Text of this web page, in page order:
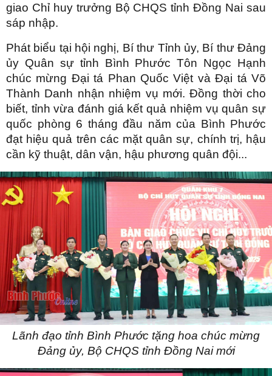
giao Chỉ huy trưởng Bộ CHQS tỉnh Đồng Nai sau
sáp nhập.
Phát biểu tại hội nghị, Bí thư Tỉnh ủy, Bí thư Đảng
ủy Quân sự tỉnh Bình Phước Tôn Ngọc Hạnh
chúc mừng Đại tá Phan Quốc Việt và Đại tá Võ
Thành Danh nhận nhiệm vụ mới. Đồng thời cho
biết, tỉnh vừa đánh giá kết quả nhiệm vụ quân sự
quốc phòng 6 tháng đầu năm của Bình Phước
đạt hiệu quả trên các mặt quân sự, chính trị, hậu
cần kỹ thuật, dân vận, hậu phương quân đội...
Lãnh đạo tỉnh Bình Phước tặng hoa chúc mừng
Đảng ủy, Bộ CHQS tỉnh Đồng Nai mới